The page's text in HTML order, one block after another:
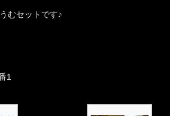
むセットです♪
1